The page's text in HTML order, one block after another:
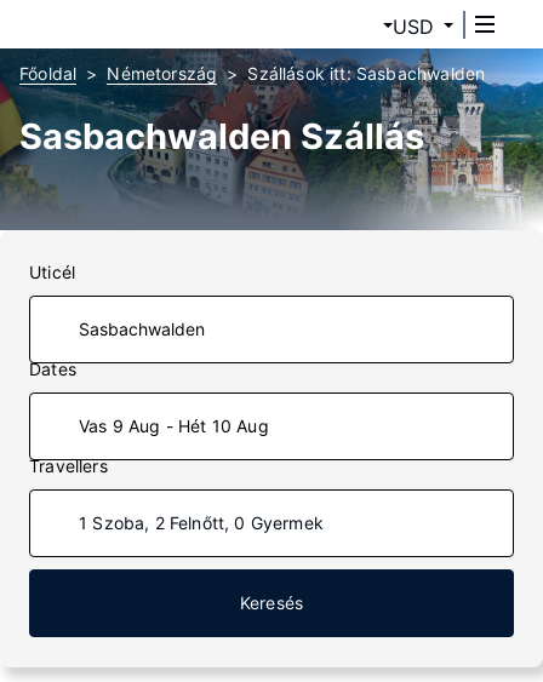
USD
Főoldal Németország Szállások itt: Sasbachwalden
Sasbachwalden Szállás
Uticél
Dates
Vas 9 Aug - Hét 10 Aug
Travellers
1 Szoba, 2 Felnőtt, 0 Gyermek
Keresés